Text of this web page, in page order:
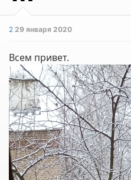
229 января 2020
Всем привет.